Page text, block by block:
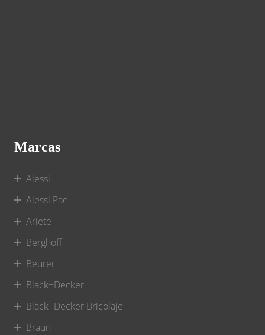
Marcas
Alessi
Alessi Pae
Ariete
Berghoff
Beurer
Black+Decker
Black+Decker Bricolaje
Braun